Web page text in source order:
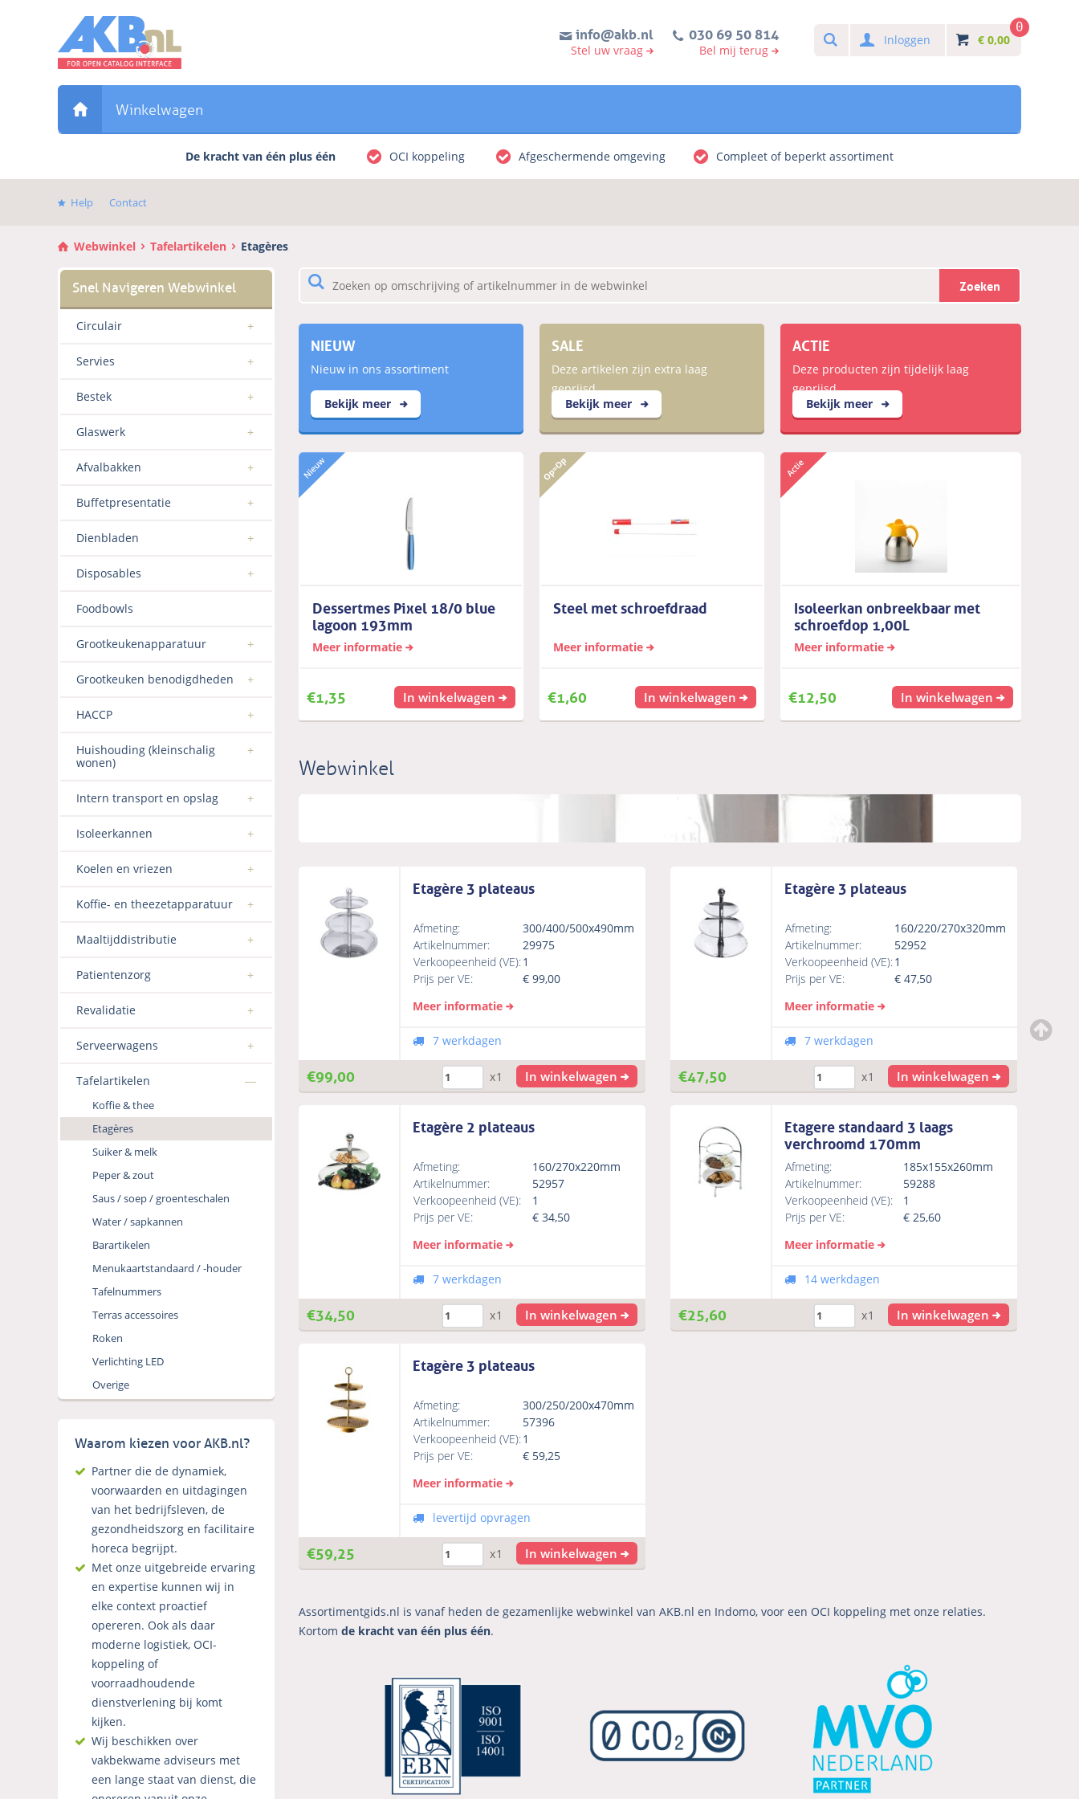
Direct
het
hoofdmenu
info@akb.nl
Stel uw vraag
030 69 50 814
Bel mij terug
SearchInloggen € 0,00
0
Winkelwagen
De kracht van één plus één OCI koppeling Afgeschermende omgeving Compleet of beperkt assortiment
Help Contact
Webwinkel Tafelartikelen Etagères
Circulair
Servies
Bestek
Glaswerk
Afvalbakken
Buffetpresentatie
Dienbladen
Disposables
Foodbowls
Grootkeukenapparatuur
Grootkeuken benodigdheden
HACCP
Huishouding (kleinschalig
wonen)
Intern transport en opslag
Isoleerkannen
Koelen en vriezen
Koffie- en theezetapparatuur
Maaltijddistributie
Patientenzorg
Revalidatie
Serveerwagens
Tafelartikelen
Koffie & thee
Etagères
Suiker & melk
Peper & zout
Saus / soep / groenteschalen
Water / sapkannen
Barartikelen
Menukaartstandaard / -houder
Tafelnummers
Terras accessoires
Roken
Verlichting LED
Overige
Waarom kiezen voor AKB.nl?
Partner die de dynamiek,
voorwaarden en uitdagingen
van het bedrijfsleven, de
gezondheidszorg en facilitaire
horeca begrijpt.
Met onze uitgebreide ervaring
en expertise kunnen wij in
elke context proactief
opereren. Ook als daar
moderne logistiek, OCI-
koppeling of
voorraadhoudende
dienstverlening bij komt
kijken.
Wij beschikken over
vakbekwame adviseurs met
een lange staat van dienst, die
Zoeken
NIEUW
Nieuw in ons assortiment
Bekijk meer
Dessertmes Pixel 18/0 blue
lagoon 193mm
Meer informatie
€1,35 In winkelwagen
SALE
Deze artikelen zijn extra laag
geprijsd
Bekijk meer
Steel met schroefdraad
Meer informatie
€1,60 In winkelwagen
ACTIE
Deze producten zijn tijdelijk laag
geprijsd
Bekijk meer
Isoleerkan onbreekbaar met
schroefdop 1,00L
Meer informatie
€12,50 In winkelwagen
Webwinkel
Etagère 3 plateaus
Afmeting:
300/400/500x490mm
Artikelnummer:
29975
Verkoopeenheid (VE):1
Prijs per VE:
€ 99,00
Meer informatie
7 werkdagen
€99,00 x1 In winkelwagen
Etagère 3 plateaus
Afmeting:
160/220/270x320mm
Artikelnummer:
52952
Verkoopeenheid (VE):1
Prijs per VE:
€ 47,50
Meer informatie
7 werkdagen
€47,50 x1 In winkelwagen
Etagère 2 plateaus
Afmeting:
160/270x220mm
Artikelnummer:
52957
Verkoopeenheid (VE):
1
Prijs per VE:
€ 34,50
Meer informatie
7 werkdagen
€34,50 x1 In winkelwagen
Etagere standaard 3 laags
verchroomd 170mm
Afmeting:
185x155x260mm
Artikelnummer:
59288
Verkoopeenheid (VE):
1
Prijs per VE:
€ 25,60
Meer informatie
14 werkdagen
€25,60 x1 In winkelwagen
Etagère 3 plateaus
Afmeting:
300/250/200x470mm
Artikelnummer:
57396
Verkoopeenheid (VE):1
Prijs per VE:
€ 59,25
Meer informatie
levertijd opvragen
€59,25 x1 In winkelwagen
Assortimentgids.nl is vanaf heden de gezamenlijke webwinkel van AKB.nl en Indomo, voor een OCI koppeling met onze relaties.
Kortom de kracht van één plus één.